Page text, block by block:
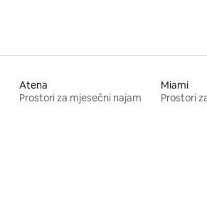
Atena
Prostori za mjesečni najam
Miami
Prostori